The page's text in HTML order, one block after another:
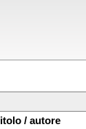
/ autore